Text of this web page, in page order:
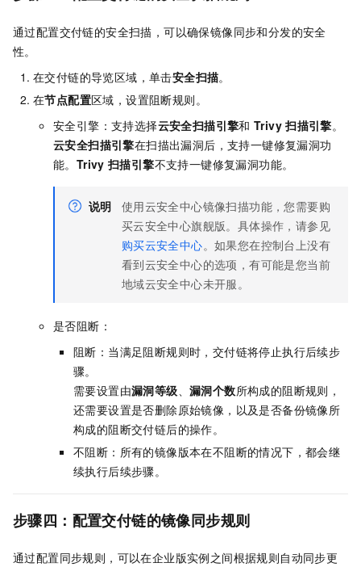
通过配置交付链的安全扫描，可以确保镜像同步和分发的安全
性。
在交付链的导览区域，单击安全扫描。
在节点配置区域，设置阻断规则。
安全引擎：支持选择云安全扫描引擎和 Trivy 扫描引擎。
云安全扫描引擎在扫描出漏洞后，支持一键修复漏洞功
能。 Trivy 扫描引擎不支持一键修复漏洞功能。
说明
使用云安全中心镜像扫描功能，您需要购
买云安全中心旗舰版。具体操作，请参见
购买云安全中心。如果您在控制台上没有
看到云安全中心的选项，有可能是您当前
地域云安全中心未开服。
是否阻断：
阻断：当满足阻断规则时，交付链将停止执行后续步
骤。
需要设置由漏洞等级 、漏洞个数所构成的阻断规则，
还需要设置是否删除原始镜像，以及是否备份镜像所
构成的阻断交付链后的操作。
不阻断：所有的镜像版本在不阻断的情况下，都会继
续执行后续步骤。
步骤四：配置交付链的镜像同步规则
通过配置同步规则，可以在企业版实例之间根据规则自动同步更